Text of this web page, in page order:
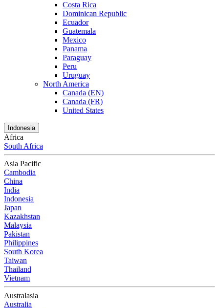
Costa Rica
Dominican Republic
Ecuador
Guatemala
Mexico
Panama
Paraguay
Peru
Uruguay
North America
Canada (EN)
Canada (FR)
United States
Indonesia
Africa
South Africa
Asia Pacific
Cambodia
China
India
Indonesia
Japan
Kazakhstan
Malaysia
Pakistan
Philippines
South Korea
Taiwan
Thailand
Vietnam
Australasia
Australia